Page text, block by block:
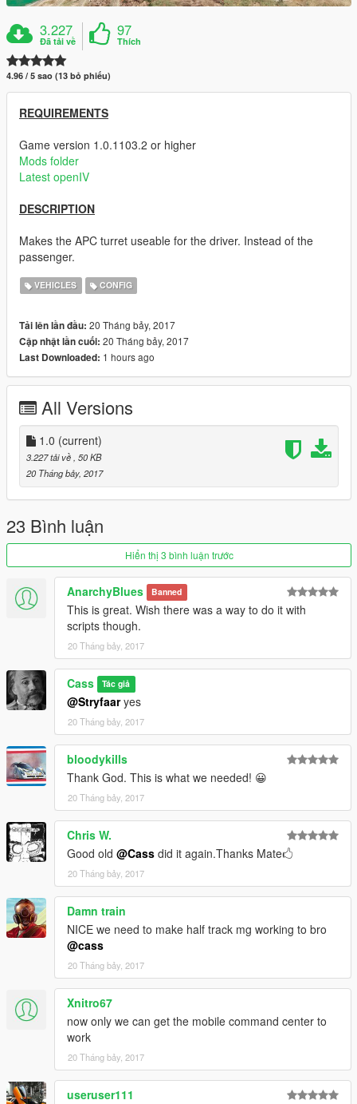
3.227
Đã tải về
97
Thích
4.96 / 5 sao (13 bỏ phiếu)
REQUIREMENTS
Game version 1.0.1103.2 or higher
Mods folder
Latest openIV
DESCRIPTION
Makes the APC turret useable for the driver. Instead of the
passenger.
VEHICLES CONFIG
Tải lên lần đầu: 20 Tháng bảy, 2017
Cập nhật lần cuối: 20 Tháng bảy, 2017
Last Downloaded: 1 hours ago
All Versions
1.0 (current)
3.227 tải về , 50 KB
20 Tháng bảy, 2017
23 Bình luận
Hiển thị 3 bình luận trước
AnarchyBlues Banned
This is great. Wish there was a way to do it with
scripts though.
20 Tháng bảy, 2017
Cass Tác giả
@Stryfaaryes
20 Tháng bảy, 2017
bloodykills
Thank God. This is what we needed! 😀
20 Tháng bảy, 2017
Chris W.
Good old @Cass did it again.Thanks Mate🖒
20 Tháng bảy, 2017
Damn train
NICE we need to make half track mg working to bro
@cass
20 Tháng bảy, 2017
Xnitro67
now only we can get the mobile command center to
work
20 Tháng bảy, 2017
useruser111